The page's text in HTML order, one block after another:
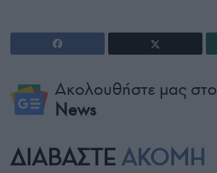
Ακολουθήστε μας στο
News
ΔΙΑΒΑΣΤΕ ΑΚΟΜΗ